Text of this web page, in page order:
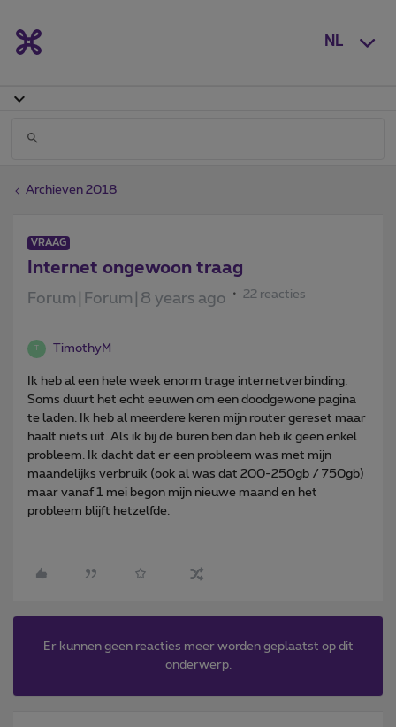
NL
Archieven 2018
VRAAG
Internet ongewoon traag
Forum|Forum|8 years ago 22 reacties
TimothyM
Ik heb al een hele week enorm trage internetverbinding.
Soms duurt het echt eeuwen om een doodgewone pagina
te laden. Ik heb al meerdere keren mijn router gereset maar
haalt niets uit. Als ik bij de buren ben dan heb ik geen enkel
probleem. Ik dacht dat er een probleem was met mijn
maandelijks verbruik (ook al was dat 200-250gb / 750gb)
maar vanaf 1 mei begon mijn nieuwe maand en het
probleem blijft hetzelfde.
Er kunnen geen reacties meer worden geplaatst op dit
onderwerp.